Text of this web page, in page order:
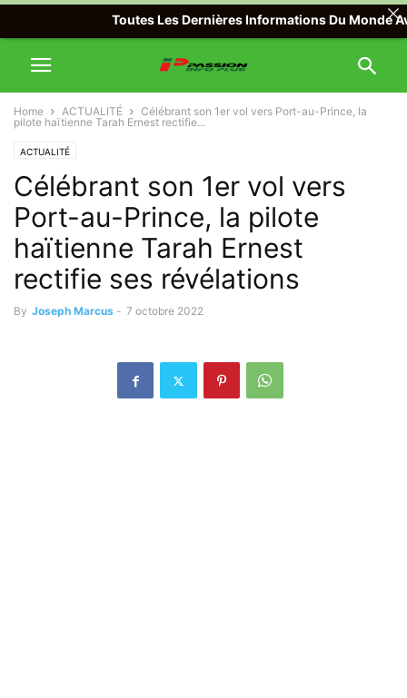
Home ACTUALITÉ
Célébrant son 1er vol vers Port-au-Prince, la
pilote haïtienne Tarah Ernest rectifie...
ACTUALITÉ
Célébrant son 1er vol vers
Port-au-Prince, la pilote
haïtienne Tarah Ernest
rectifie ses révélations
By Joseph Marcus - 7 octobre 2022
Toutes Les Dernières Informations Du Monde